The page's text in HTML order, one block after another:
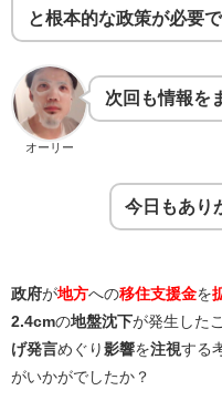
と根本的な政策が必要で
オーリー
次回も情報を
今日もあり
政府が地方への移住支援金を
2.4cmの地盤沈下が発生した
げ発言めぐり 影響を注視する
がいかがでしたか？